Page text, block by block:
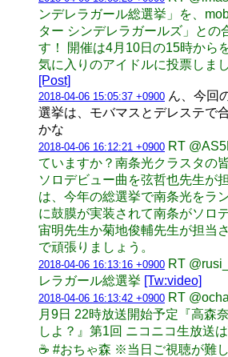
ンデレラガール総選挙」を、
ター シンデレラガールズ」との
す！ 開催は4月10日の15時から
気に入りのアイドルに投票しま
[Post]
2018-04-06 15:05:37 +0900 ん、今回
選挙は、モバマスとデレステで
かな
2018-04-06 16:12:21 +0900 RT
ていますか？南条光クラスタの
ソロデビュー曲を弦哲也先生が
は、今年の総選挙で南条光をラ
に鼓膜が実装されて南条がソロ
宙明先生か菊地俊輔先生が担当
で頑張りましょう。
2018-04-06 16:13:16 +0900 RT
レラガール総選挙 [Tw:video]
2018-04-06 16:13:42 +0900 RT
月9日 22時放送開始予定『高森
しよ？』第1回 ニコニコ生放送
☕ #おちゃ森 ※当日ご視聴が難